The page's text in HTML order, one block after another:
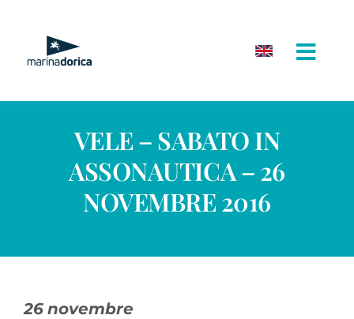
contenuto
VELE – SABATO IN
ASSONAUTICA – 26
NOVEMBRE 2016
26 novembre